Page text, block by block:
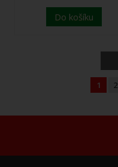
Do košíku
1 2